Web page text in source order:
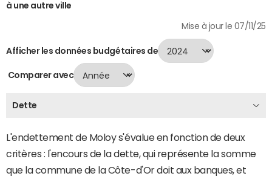
à une autre ville
Mise à jour le 07/11/25
Afficher les données budgétaires de
Comparer avec
Dette
L'endettement de Moloy s'évalue en fonction de deux
critères : l'encours de la dette, qui représente la somme
que la commune de la Côte-d'Or doit aux banques, et